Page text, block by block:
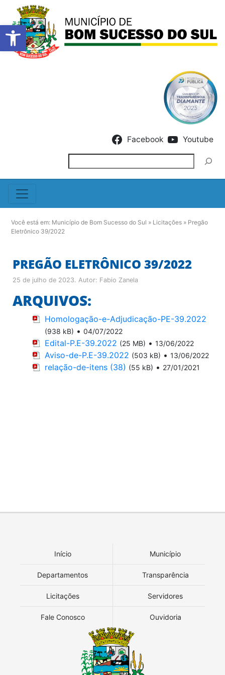
Barra de Ferramentas
Facebook Youtube
Você está em: Município de Bom Sucesso do Sul » Licitações » Pregão
Eletrônico 39/2022
PREGÃO ELETRÔNICO 39/2022
25 de julho de 2023. Autor: Fabio Zanela
ARQUIVOS:
Homologação-e-Adjudicação-PE-39.2022
(938 kB) • 04/07/2022
Edital-P.E-39.2022 (25 MB) • 13/06/2022
Aviso-de-P.E-39.2022 (503 kB) • 13/06/2022
relação-de-itens (38) (55 kB) • 27/01/2021
Início Município
Departamentos Transparência
Licitações Servidores
Fale Conosco Ouvidoria